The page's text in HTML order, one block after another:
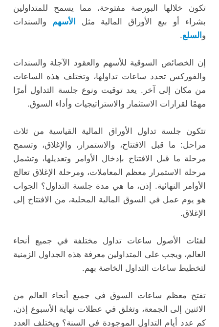
تكون خلالها البورصة مفتوحة، مما يسمح للمتداولين
بشراء أو بيع الأوراق المالية مثل
الأسهم
والسندات
و السلع.
إن الخصائص السوقية للأسهم والعقود الآجلة والسندات
والفوركس تحدد ساعات تداولها، وتختلف هذه الساعات
من مكان إلى آخر. يعد توقيت ونوع جلسة التداول أمرًا
مهمًا لقرارات الاستثمار والاستراتيجيات وأداء السوق.
تتكون جلسة تداول الأوراق المالية القياسية من ثلاث
مراحل: ما قبل الافتتاح، والاستمرار، والإغلاق، وتسمح
مرحلة ما قبل الافتتاح بإدخال الأوامر وتعديلها، وتشمل
مرحلة الاستمرار معظم المعاملات، ومرحلة الإغلاق تعالج
الأوامر النهائية. إذن، ما هي مدة جلسة التداول؟ الجواب
هو يوم عمل في السوق المالية المحلية، من الافتتاح إلى
الإغلاق.
لفئات الأصول ساعات تداول مختلفة في جميع أنحاء
العالم، ويجب على المتداولين معرفة هذه الجداول الزمنية
لتخطيط ساعات التداول الخاصة بهم.
تفتح معظم ساعات السوق في جميع أنحاء العالم من
الاثنين إلى الجمعة، وتغلق في عطلات نهاية الأسبوع إذن،
كم عدد أيام التداول الموجودة في السنة؟ ويختلف العدد